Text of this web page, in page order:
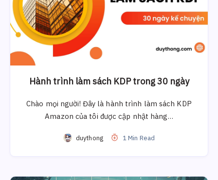
Hành trình làm sách KDP trong 30 ngày
Chào mọi người! Đây là hành trình làm sách KDP
Amazon của tôi được cập nhật hàng…
duythong 1 Min Read